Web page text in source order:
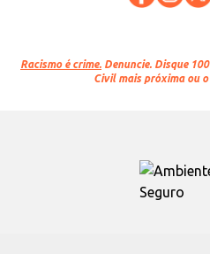
Racismo é crime. Denuncie. Disque
Civil mais próxima ou